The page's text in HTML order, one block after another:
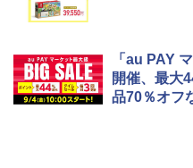
「au PAY
開催、最大
品70％オフ